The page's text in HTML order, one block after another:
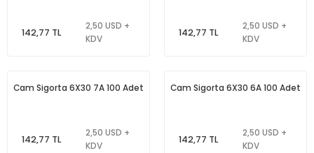
142,77 TL
2,50 USD +
KDV
142,77 TL
2,50 USD +
KDV
Cam Sigorta 6X30 7A 100 Adet
142,77 TL
2,50 USD +
KDV
Cam Sigorta 6X30 6A 100 Adet
142,77 TL
2,50 USD +
KDV